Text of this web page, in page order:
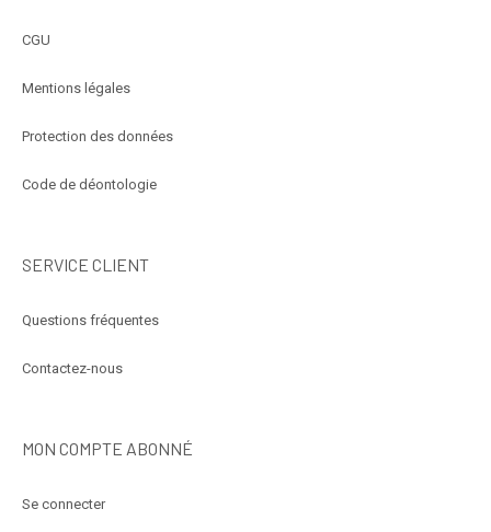
CGU
Mentions légales
Protection des données
Code de déontologie
SERVICE CLIENT
Questions fréquentes
Contactez-nous
MON COMPTE ABONNÉ
Se connecter